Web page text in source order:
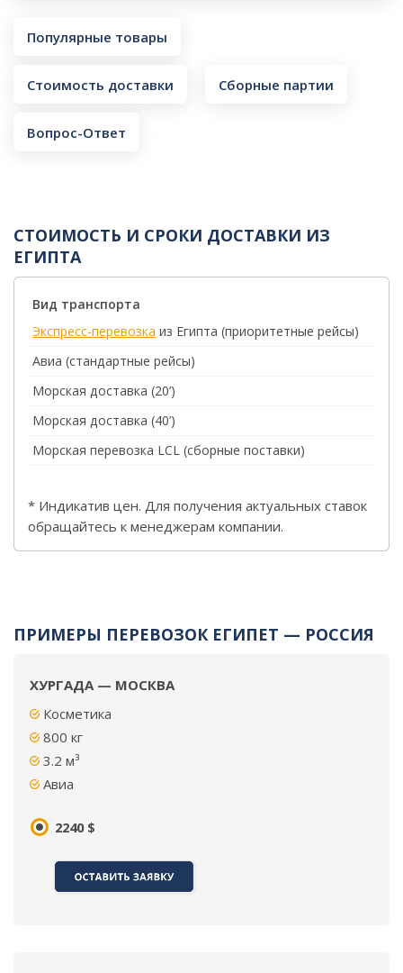
Популярные товары
Стоимость доставки Сборные партии
Вопрос-Ответ
СТОИМОСТЬ И СРОКИ ДОСТАВКИ ИЗ
ЕГИПТА
Вид транспорта
Экспресс-перевозка из Египта (приоритетные рейсы)
Авиа (стандартные рейсы)
Морская доставка (20’)
Морская доставка (40’)
Морская перевозка LCL (сборные поставки)
* Индикатив цен. Для получения актуальных ставок
обращайтесь к менеджерам компании.
ПРИМЕРЫ ПЕРЕВОЗОК ЕГИПЕТ — РОССИЯ
ХУРГАДА — МОСКВА
Косметика
800 кг
3.2 м³
Авиа
2240 $